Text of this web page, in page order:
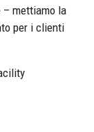
mettiamo la
per i clienti